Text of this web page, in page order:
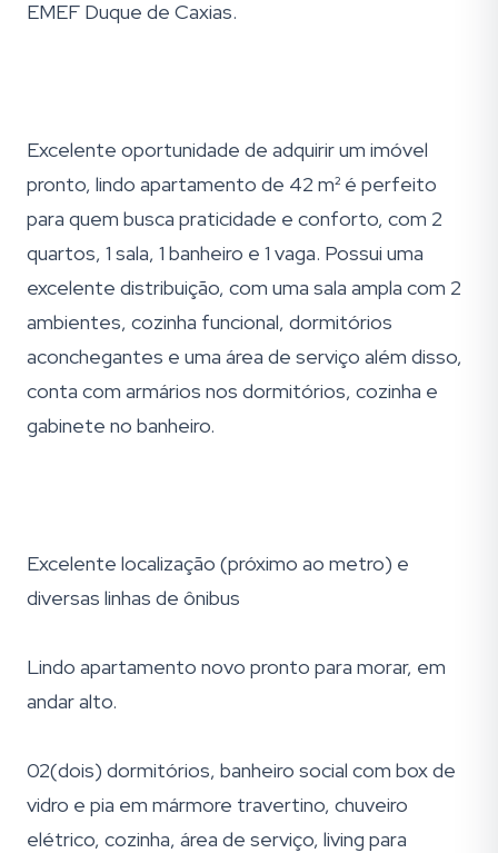
EMEF Duque de Caxias.
Excelente oportunidade de adquirir um imóvel
pronto, lindo apartamento de 42 m² é perfeito
para quem busca praticidade e conforto, com 2
quartos, 1 sala, 1 banheiro e 1 vaga. Possui uma
excelente distribuição, com uma sala ampla com 2
ambientes, cozinha funcional, dormitórios
aconchegantes e uma área de serviço além disso,
conta com armários nos dormitórios, cozinha e
gabinete no banheiro.
Excelente localização (próximo ao metro) e
diversas linhas de ônibus
Lindo apartamento novo pronto para morar, em
andar alto.
02(dois) dormitórios, banheiro social com box de
vidro e pia em mármore travertino, chuveiro
elétrico, cozinha, área de serviço, living para